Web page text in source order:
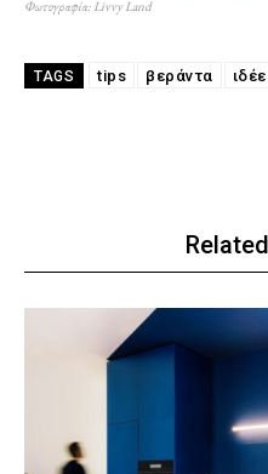
Φωτογραφία: Livvy Land
TAGS tips βεράντα